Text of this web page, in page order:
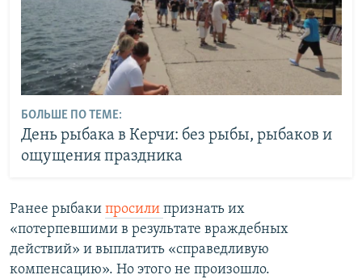
БОЛЬШЕ ПО ТЕМЕ:
День рыбака в Керчи: без рыбы, рыбаков и
ощущения праздника
Ранее рыбаки просили признать их
«потерпевшими в результате враждебных
действий» и выплатить «справедливую
компенсацию». Но этого не произошло.